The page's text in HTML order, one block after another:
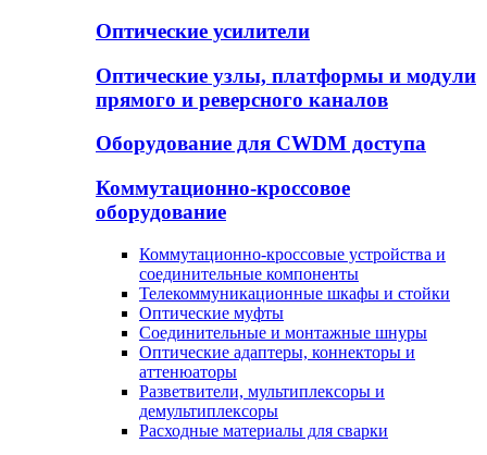
Оптические усилители
Оптические узлы, платформы и модули
прямого и реверсного каналов
Оборудование для CWDM доступа
Коммутационно-кроссовое
оборудование
Коммутационно-кроссовые устройства и
соединительные компоненты
Телекоммуникационные шкафы и стойки
Оптические муфты
Соединительные и монтажные шнуры
Оптические адаптеры, коннекторы и
аттенюаторы
Разветвители, мультиплексоры и
демультиплексоры
Расходные материалы для сварки